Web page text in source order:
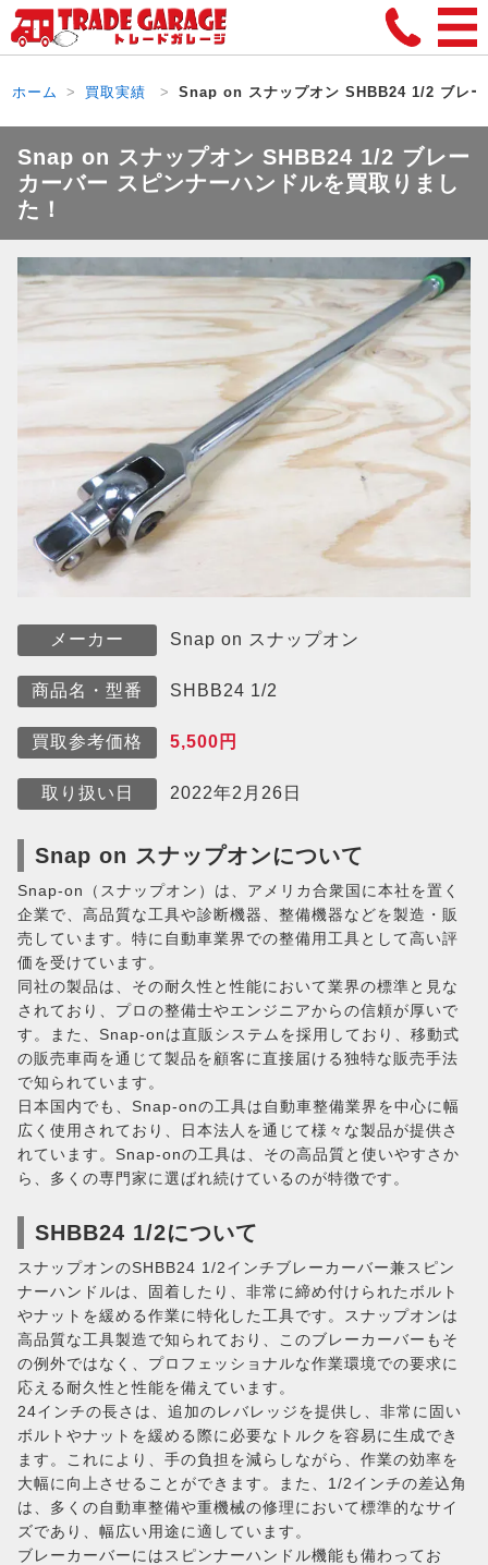
ホーム 買取実績 Snap on スナップオン SHBB24 1/2 ブレー
Snap on スナップオン SHBB24 1/2 ブレー
カーバー スピンナーハンドルを買取りまし
た！
メーカー Snap on スナップオン
商品名・型番 SHBB24 1/2
買取参考価格 5,500円
取り扱い日 2022年2月26日
Snap on スナップオンについて
Snap-on（スナップオン）は、アメリカ合衆国に本社を置く
企業で、高品質な工具や診断機器、整備機器などを製造・販
売しています。特に自動車業界での整備用工具として高い評
価を受けています。
同社の製品は、その耐久性と性能において業界の標準と見な
されており、プロの整備士やエンジニアからの信頼が厚いで
す。また、Snap-onは直販システムを採用しており、移動式
の販売車両を通じて製品を顧客に直接届ける独特な販売手法
で知られています。
日本国内でも、Snap-onの工具は自動車整備業界を中心に幅
広く使用されており、日本法人を通じて様々な製品が提供さ
れています。Snap-onの工具は、その高品質と使いやすさか
ら、多くの専門家に選ばれ続けているのが特徴です。
SHBB24 1/2について
スナップオンのSHBB24 1/2インチブレーカーバー兼スピン
ナーハンドルは、固着したり、非常に締め付けられたボルト
やナットを緩める作業に特化した工具です。スナップオンは
高品質な工具製造で知られており、このブレーカーバーもそ
の例外ではなく、プロフェッショナルな作業環境での要求に
応える耐久性と性能を備えています。
24インチの長さは、追加のレバレッジを提供し、非常に固い
ボルトやナットを緩める際に必要なトルクを容易に生成でき
ます。これにより、手の負担を減らしながら、作業の効率を
大幅に向上させることができます。また、1/2インチの差込角
は、多くの自動車整備や重機械の修理において標準的なサイ
ズであり、幅広い用途に適しています。
ブレーカーバーにはスピンナーハンドル機能も備わってお